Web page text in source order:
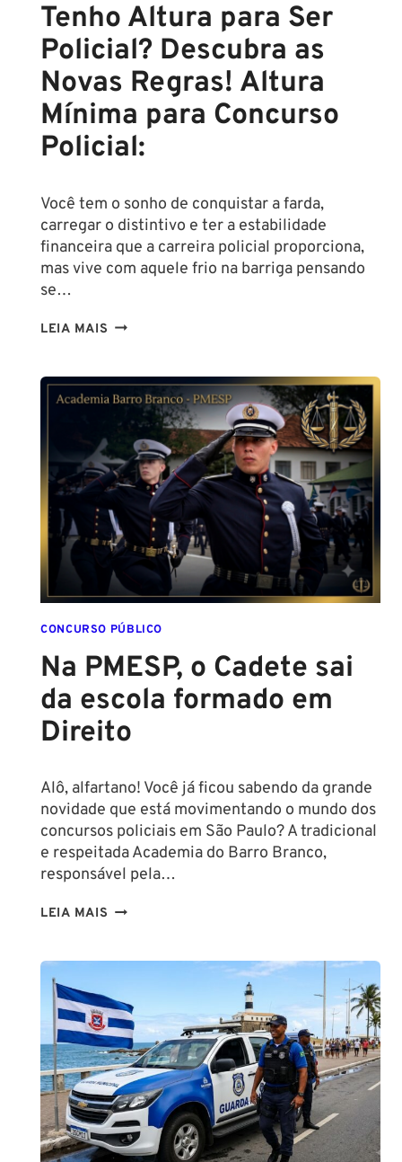
Tenho Altura para Ser
Policial? Descubra as
Novas Regras! Altura
Mínima para Concurso
Policial:
Você tem o sonho de conquistar a farda,
carregar o distintivo e ter a estabilidade
financeira que a carreira policial proporciona,
mas vive com aquele frio na barriga pensando
se…
LEIA MAIS TENHO
SER
POLICIAL?
DESCUBRA
AS
NOVAS
REGRAS!
ALTURA
MÍNIMA
PARA
CONCURSO
POLICIAL:
CONCURSO PÚBLICO
Na PMESP, o Cadete sai
da escola formado em
Direito
Alô, alfartano! Você já ficou sabendo da grande
novidade que está movimentando o mundo dos
concursos policiais em São Paulo? A tradicional
e respeitada Academia do Barro Branco,
responsável pela…
LEIA MAIS NA
SAI
DA
ESCOLA
FORMADO
EM
DIREITO